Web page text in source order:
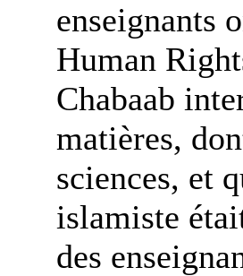
enseignants
Human
Chabaab
matières,
sciences, et
islamiste
des